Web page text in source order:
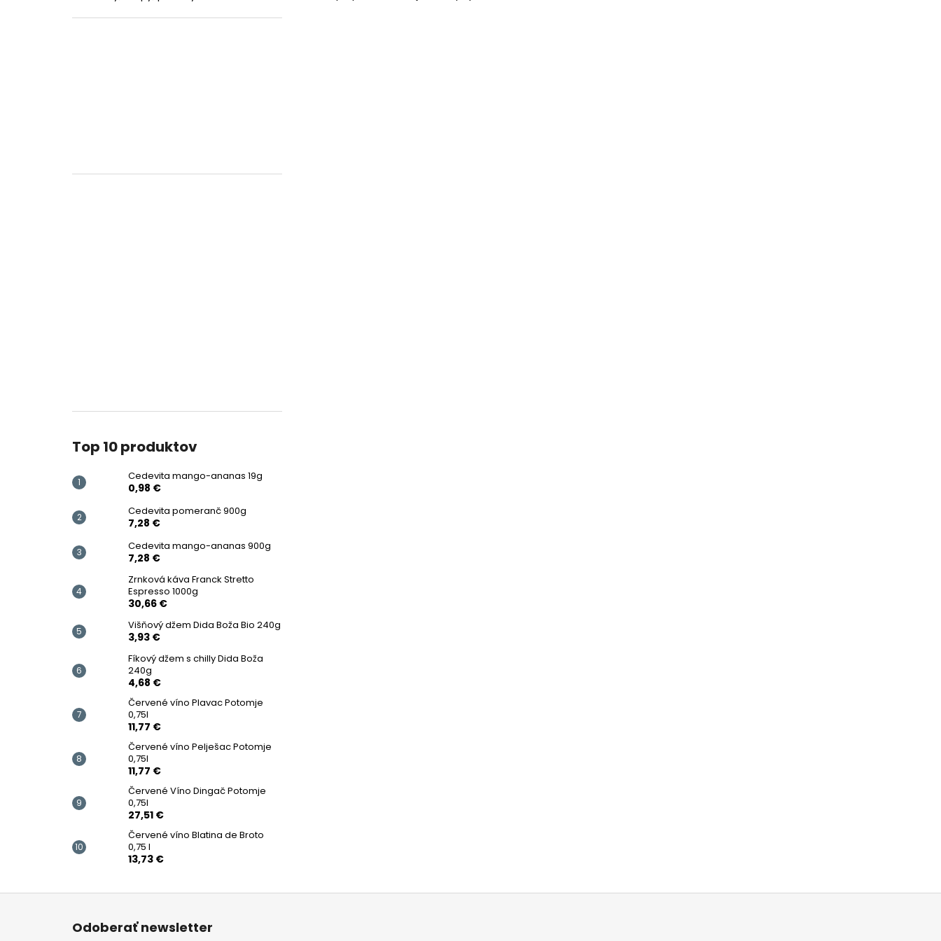
Top 10 produktov
Cedevita mango-ananas 19g
0,98 €
Cedevita pomeranč 900g
7,28 €
Cedevita mango-ananas 900g
7,28 €
Zrnková káva Franck Stretto
Espresso 1000g
30,66 €
Višňový džem Dida Boža Bio 240g
3,93 €
Fíkový džem s chilly Dida Boža
240g
4,68 €
Červené víno Plavac Potomje
0,75l
11,77 €
Červené víno Pelješac Potomje
0,75l
11,77 €
Červené Víno Dingač Potomje
0,75l
27,51 €
Červené víno Blatina de Broto
0,75 l
13,73 €
Z
Odoberať newsletter